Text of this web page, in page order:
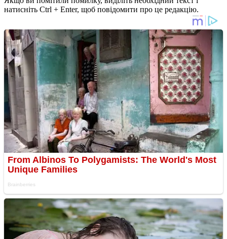
натисніть Ctrl + Enter, щоб повідомити про це редакцію.